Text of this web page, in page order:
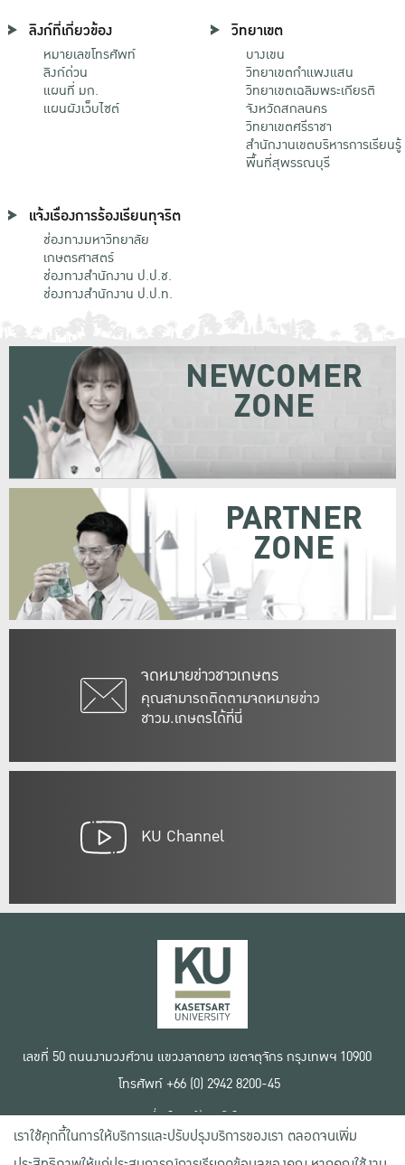
ลิงก์ที่เกี่ยวข้อง
หมายเลขโทรศัพท์
ลิงก์ด่วน
แผนที่ มก.
แผนผังเว็บไซต์
วิทยาเขต
บางเขน
วิทยาเขตกําแพงแสน
วิทยาเขตเฉลิมพระเกียรติ
จังหวัดสกลนคร
วิทยาเขตศรีราชา
สำนักงานเขตบริหารการเรียนรู้
พื้นที่สุพรรณบุรี
แจ้งเรื่องการร้องเรียนทุจริต
ช่องทางมหาวิทยาลัย
เกษตรศาสตร์
ช่องทางสำนักงาน ป.ป.ช.
ช่องทางสำนักงาน ป.ป.ท.
จดหมายข่าวชาวเกษตร
คุณสามารถติดตามจดหมายข่าว
ชาวม.เกษตรได้ที่นี่
NEWCOMER
ZONE
PARTNER
ZONE
KU Channel
เลขที่ 50 ถนนงามวงศ์วาน แขวงลาดยาว เขตจตุจักร กรุงเทพฯ 10900
โทรศัพท์ +66 (0) 2942 8200-45
เงื่อนไขการใช้งานเว็บไซต์
ข้อตกลงด้านสิทธิ์ใช้งาน
นโยบายความเป็นส่วนตัว
เราใช้คุกกี้ในการให้บริการและปรับปรุงบริการของเรา ตลอดจนเพิ่ม